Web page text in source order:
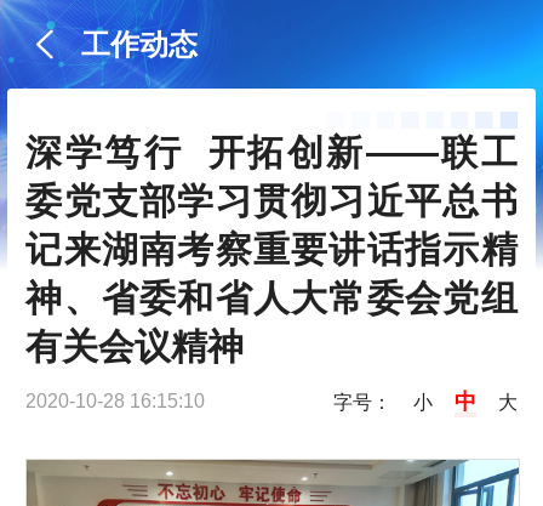
工作动态
深学笃行  开拓创新——联工
委党支部学习贯彻习近平总书
记来湖南考察重要讲话指示精
神、省委和省人大常委会党组
有关会议精神
2020-10-28 16:15:10 字号： 小 中 大